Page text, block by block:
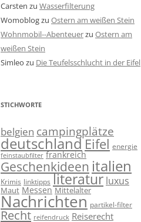
Carsten zu Wasserfilterung
Womoblogzu Ostern am weißen Stein
Wohnmobil--Abenteuerzu Ostern am
weißen Stein
Simleo zu Die Teufelsschlucht in der Eifel
STICHWORTE
belgien campingplätze
deutschland Eifel energie
feinstaubfilter frankreich
Geschenkideen italien
Krimis linktipps literatur luxus
Maut Messen Mittelalter
Nachrichten partikel-filter
Recht reifendruck Reiserecht